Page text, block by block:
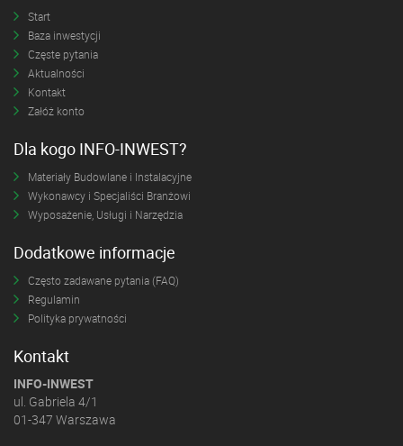
Start
Baza inwestycji
Częste pytania
Aktualności
Kontakt
Załóż konto
Dla kogo INFO-INWEST?
Materiały Budowlane i Instalacyjne
Wykonawcy i Specjaliści Branżowi
Wyposażenie, Usługi i Narzędzia
Dodatkowe informacje
Często zadawane pytania (FAQ)
Regulamin
Polityka prywatności
Kontakt
INFO-INWEST
ul. Gabriela 4/1
01-347 Warszawa